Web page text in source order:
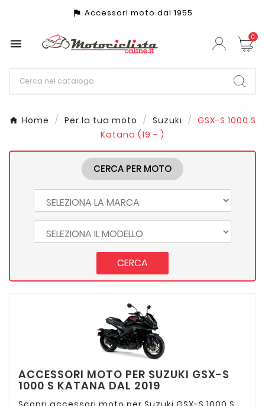
assistant_photo Accessori moto dal 1955
 0
Home Per la tua moto Suzuki
GSX-S 1000 S
Katana (19 - )
CERCA PER MOTO
CERCA
ACCESSORI MOTO PER SUZUKI GSX-S
1000 S KATANA DAL 2019